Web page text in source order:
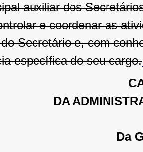
auxiliar dos
e coordenar as
Secretário e, com
específica do seu cargo.
DA
Da